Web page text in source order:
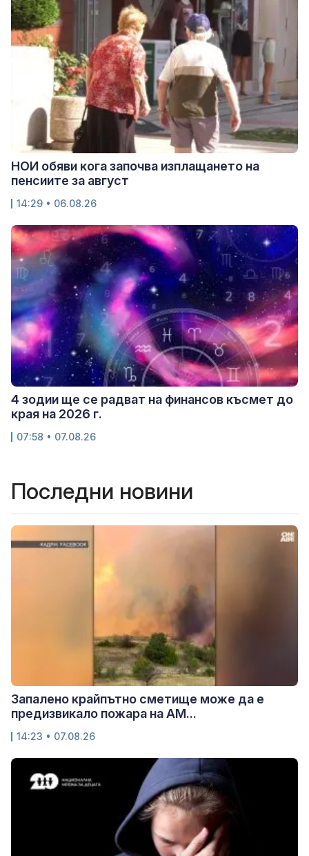
НОИ обяви кога започва изплащането на
пенсиите за август
14:29 • 06.08.26
4 зодии ще се радват на финансов късмет до
края на 2026 г.
07:58 • 07.08.26
Последни новини
Запалено крайпътно сметище може да е
предизвикало пожара на АМ...
14:23 • 07.08.26